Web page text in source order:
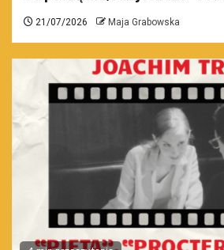
21/07/2026 Maja Grabowska